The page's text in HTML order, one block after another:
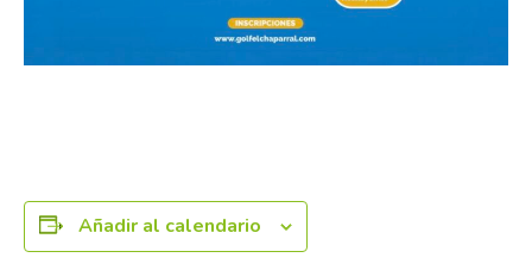
Añadir al calendario